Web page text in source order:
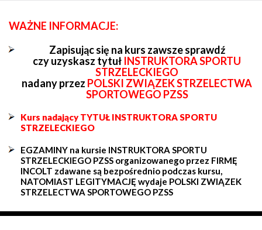
WAŻNE INFORMACJE:
Zapisując się na kurs zawsze sprawdź
czy uzyskasz tytuł INSTRUKTORA SPORTU
STRZELECKIEGO
nadany przez POLSKI ZWIĄZEK STRZELECTWA
SPORTOWEGO PZSS
Kurs nadający TYTUŁ INSTRUKTORA SPORTU
STRZELECKIEGO
EGZAMINY na kursie INSTRUKTORA SPORTU
STRZELECKIEGO PZSS organizowanego przez FIRMĘ
INCOLT zdawane są bezpośrednio podczas kursu,
NATOMIAST LEGITYMACJĘ wydaje POLSKI ZWIĄZEK
STRZELECTWA SPORTOWEGO PZSS